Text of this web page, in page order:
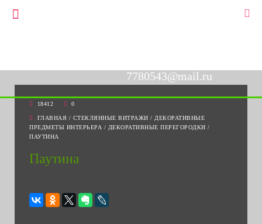
7780543@mail.ru
18412 0
ГЛАВНАЯ / СТЕКЛЯННЫЕ ВИТРАЖИ / ДЕКОРАТИВНЫЕ
ПРЕДМЕТЫ ИНТЕРЬЕРА / ДЕКОРАТИВНЫЕ ПЕРЕГОРОДКИ /
ПАУТИНА
Паутина